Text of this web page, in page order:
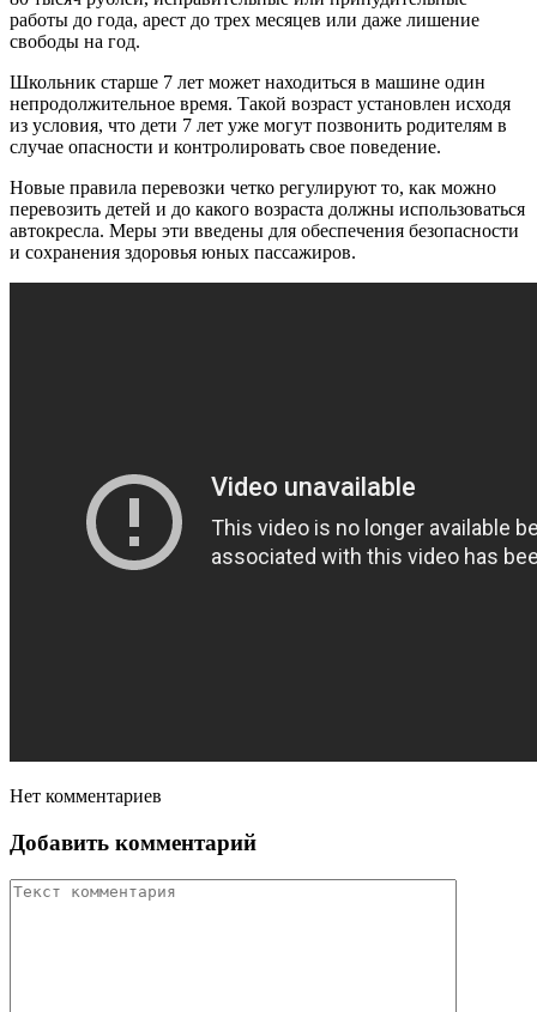
работы до года, арест до трех месяцев или даже лишение
свободы на год.
Школьник старше 7 лет может находиться в машине один
непродолжительное время. Такой возраст установлен исходя
из условия, что дети 7 лет уже могут позвонить родителям в
случае опасности и контролировать свое поведение.
Новые правила перевозки четко регулируют то, как можно
перевозить детей и до какого возраста должны использоваться
автокресла. Меры эти введены для обеспечения безопасности
и сохранения здоровья юных пассажиров.
Нет комментариев
Добавить комментарий